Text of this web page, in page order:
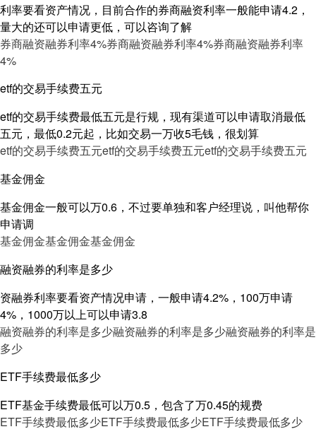
利率要看资产情况，目前合作的券商融资利率一般能申请4.2，
量大的还可以申请更低，可以咨询了解
券商融资融券利率4%券商融资融券利率4%券商融资融券利率
4%
etf的交易手续费五元
etf的交易手续费最低五元是行规，现有渠道可以申请取消最低
五元，最低0.2元起，比如交易一万收5毛钱，很划算
etf的交易手续费五元etf的交易手续费五元etf的交易手续费五元
基金佣金
基金佣金一般可以万0.6，不过要单独和客户经理说，叫他帮你
申请调
基金佣金基金佣金基金佣金
融资融券的利率是多少
资融券利率要看资产情况申请，一般申请4.2%，100万申请
4%，1000万以上可以申请3.8
融资融券的利率是多少融资融券的利率是多少融资融券的利率是
多少
ETF手续费最低多少
ETF基金手续费最低可以万0.5，包含了万0.45的规费
ETF手续费最低多少ETF手续费最低多少ETF手续费最低多少